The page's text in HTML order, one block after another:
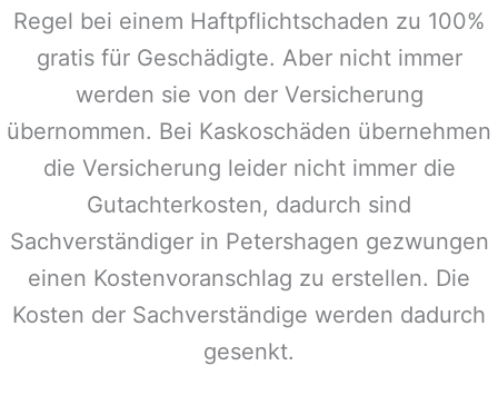
Regel bei einem Haftpflichtschaden zu 100%
gratis für Geschädigte. Aber nicht immer
werden sie von der Versicherung
übernommen. Bei Kaskoschäden übernehmen
die Versicherung leider nicht immer die
Gutachterkosten, dadurch sind
Sachverständiger in Petershagen gezwungen
einen Kostenvoranschlag zu erstellen. Die
Kosten der Sachverständige werden dadurch
gesenkt.